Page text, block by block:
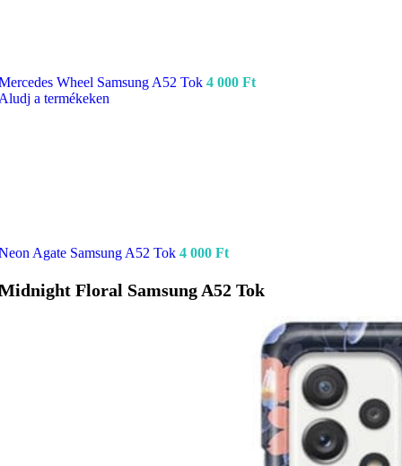
Wheel Samsung A52 Tok 4 000 Ft
a termékeken
Agate Samsung A52 Tok 4 000 Ft
Floral Samsung A52 Tok